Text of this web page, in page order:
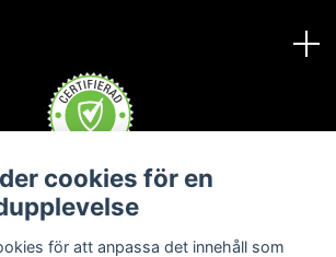
cookies för en
för att anpassa det innehåll som